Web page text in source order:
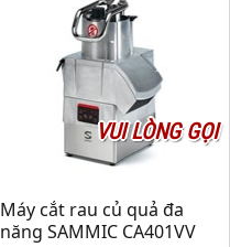
VUI LÒNG GỌI
Máy cắt rau củ quả đa
năng SAMMIC CA401VV